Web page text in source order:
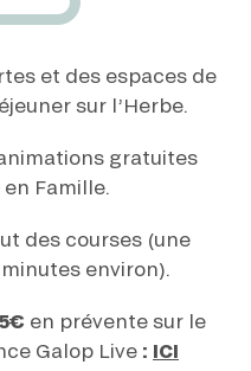
et des espaces de
sur l’Herbe.
gratuites
en Famille.
des courses (une
environ).
5€ en prévente sur le
Galop Live : ICI